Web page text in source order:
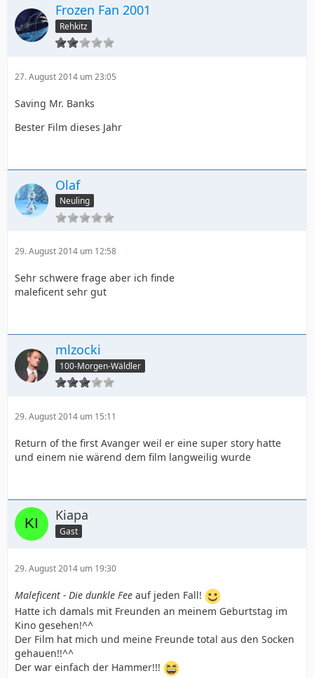
Frozen Fan 2001
Rehkitz
27. August 2014 um 23:05
Saving Mr. Banks
Bester Film dieses Jahr
Olaf
Neuling
29. August 2014 um 12:58
Sehr schwere frage aber ich finde
maleficent sehr gut
mlzocki
100-Morgen-Wäldler
29. August 2014 um 15:11
Return of the first Avanger weil er eine super story hatte
und einem nie wärend dem film langweilig wurde
Kiapa
Gast
29. August 2014 um 19:30
Maleficent - Die dunkle Fee auf jeden Fall!
Hatte ich damals mit Freunden an meinem Geburtstag im
Kino gesehen!^^
Der Film hat mich und meine Freunde total aus den Socken
gehauen!!^^
Der war einfach der Hammer!!!